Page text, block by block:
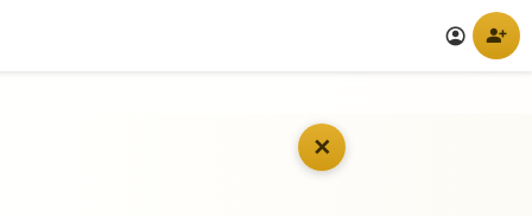
account_circle person_add
✕